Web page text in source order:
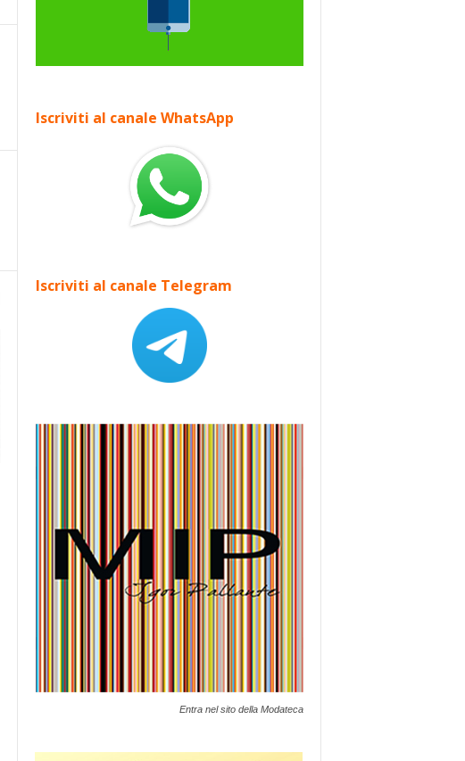
Iscriviti al canale WhatsApp
Iscriviti al canale Telegram
Entra nel sito della Modateca